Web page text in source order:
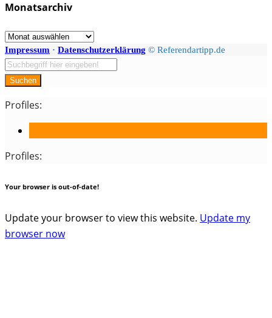
Kategorien
Monatsarchiv
Monatsarchiv
Impressum · Datenschutzerklärung © Referendartipp.de
Suchen
Profiles:
Profiles:
Your browser is out-of-date!
Update your browser to view this website. Update my
browser now